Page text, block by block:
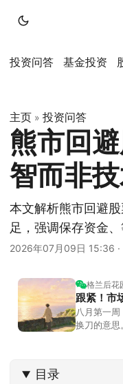
投资问答 基金投资
主页 » 投资问答
熊市回
智而非
本文解析熊市回避
足，强调保存资金
2026年07月09日 15:36 ·
格兰后花
跟紧！市
八月第一
换刀的意思
目录